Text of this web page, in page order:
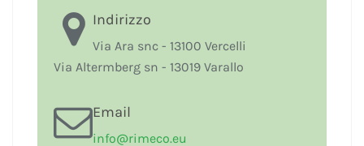
Indirizzo
Via Ara snc - 13100 Vercelli
Via Altermberg sn - 13019 Varallo
Email
info@rimeco.eu